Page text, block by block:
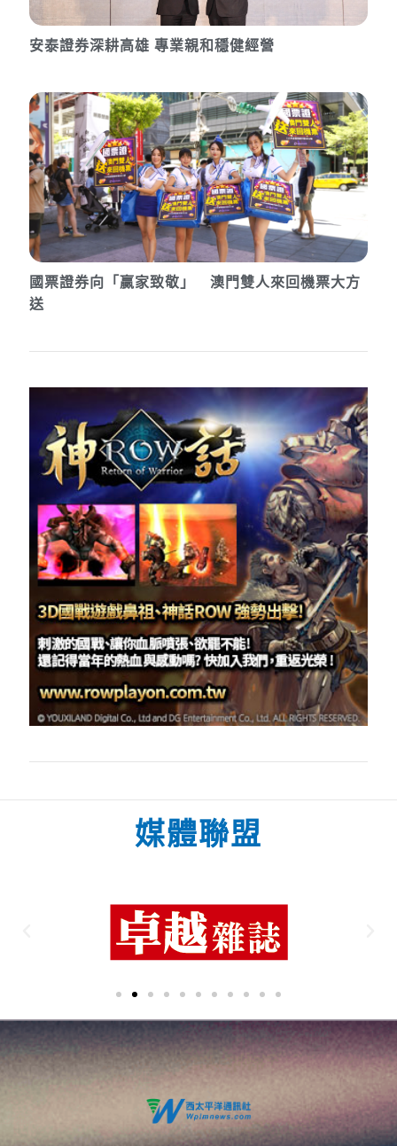
安泰證券深耕高雄 專業親和穩健經營
國票證券向「贏家致敬」 澳門雙人來回機票大方
送
媒體聯盟